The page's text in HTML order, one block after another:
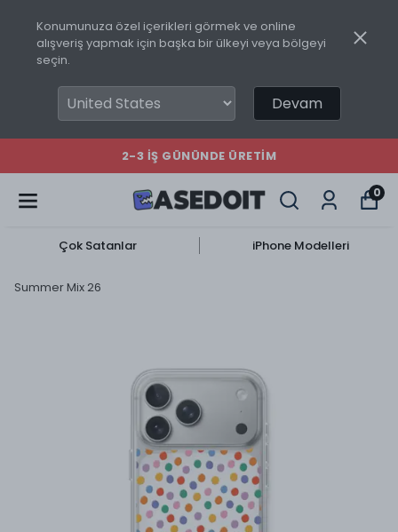
Konumunuza özel içerikleri görmek ve online
alışveriş yapmak için başka bir ülkeyi veya bölgeyi
seçin.
Devam
2-3 İŞ GÜNÜNDE ÜRETIM
0
Çok Satanlar iPhone Modelleri
Summer Mix 26